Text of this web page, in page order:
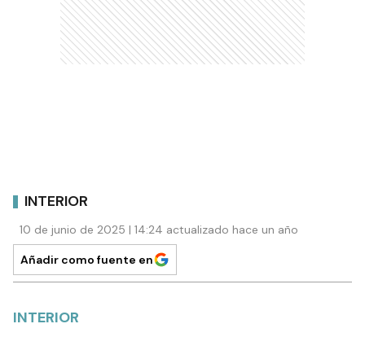
INTERIOR
10 de junio de 2025 | 14:24 actualizado hace un año
Añadir como fuente en
INTERIOR